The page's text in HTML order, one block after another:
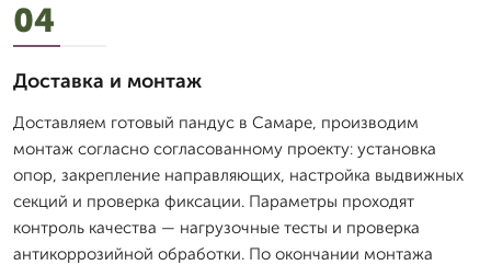
04
Доставка и монтаж
Доставляем готовый пандус в Самаре, производим
монтаж согласно согласованному проекту: установка
опор, закрепление направляющих, настройка выдвижных
секций и проверка фиксации. Параметры проходят
контроль качества — нагрузочные тесты и проверка
антикоррозийной обработки. По окончании монтажа